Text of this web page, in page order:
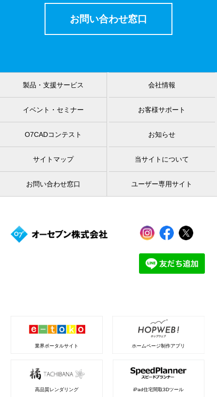
お問い合わせ窓口
製品・支援サービス 会社情報
イベント・セミナー お客様サポート
O7CADコンテスト お知らせ
サイトマップ 当サイトについて
お問い合わせ窓口 ユーザー専用サイト
業界ポータルサイト ホームページ制作アプリ
高品質レンダリング iPad住宅間取3Dツール